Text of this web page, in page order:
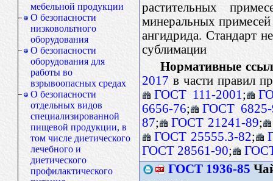
мебельной продукции
О безопасности
низковольтного
оборудования
О безопасности
оборудования для
работы во
взрывоопасных средах
О безопасности
отдельных видов
специализированной
пищевой продукции, в
том числе диетического
лечебного и
диетического
профилактического
растительных
минеральных примесей
ангидрида. Стандарт
сублимации
Нормативные
2017 в части правил
ГОСТ 111-2001 ;
6656-76;
ГОСТ 6825-
87; ГОСТ 21241-89;
ГОСТ 25555.3-82;
ГОСТ 28561-90;
ГОСТ 1936-85